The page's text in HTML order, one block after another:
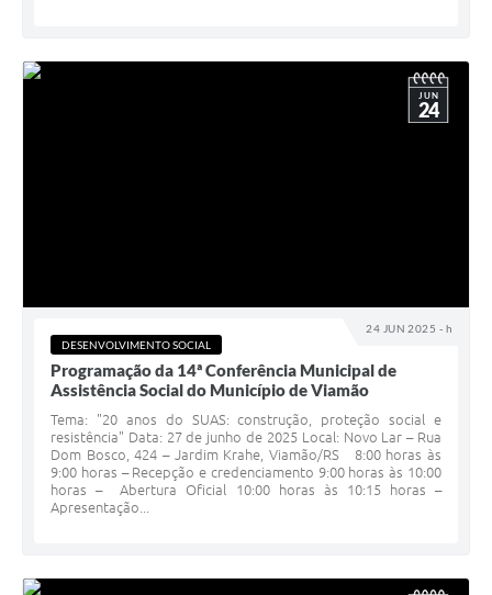
24 JUN 2025 - h
JUN
24
DESENVOLVIMENTO SOCIAL
Programação da 14ª Conferência Municipal de
Assistência Social do Município de Viamão
Tema: "20 anos do SUAS: construção, proteção social e
resistência" Data: 27 de junho de 2025 Local: Novo Lar – Rua
Dom Bosco, 424 – Jardim Krahe, Viamão/RS 8:00 horas às
9:00 horas – Recepção e credenciamento 9:00 horas às 10:00
horas – Abertura Oficial 10:00 horas às 10:15 horas –
Apresentação...